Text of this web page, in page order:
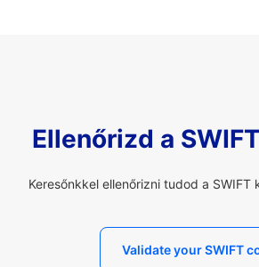
Ellenőrizd a
Keresőnkkel ellenőrizni tudod a SWIFT
Validate your SWIFT